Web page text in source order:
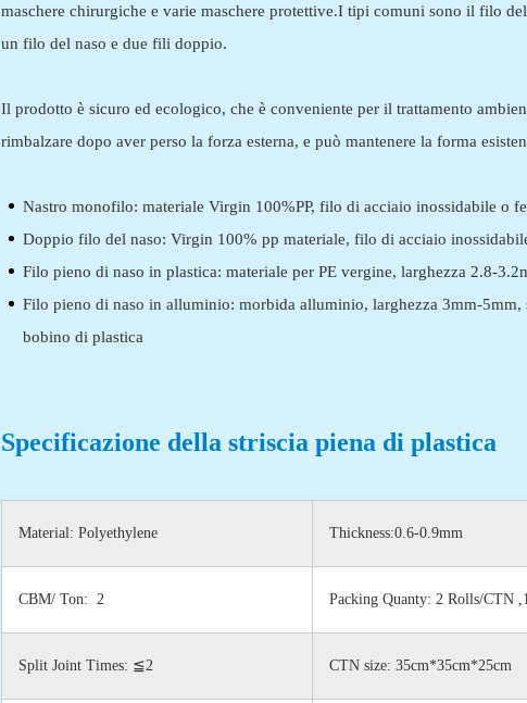
maschere chirurgiche e varie maschere protettive.I tipi comuni sono il filo
un filo del naso e due fili doppio.
Il prodotto è sicuro ed ecologico, che è conveniente per il trattamento
rimbalzare dopo aver perso la forza esterna, e può mantenere la forma
Nastro monofilo: materiale Virgin 100%PP, filo di acciaio inossidabile o
Doppio filo del naso: Virgin 100% pp materiale, filo di acciaio
Filo pieno di naso in plastica: materiale per PE vergine, larghezza 2.8-
Filo pieno di naso in alluminio: morbida alluminio, larghezza 3mm-5mm,
bobino di plastica
Specificazione della striscia piena di plastica
Material: Polyethylene Thickness:0.6-0.9mm
CBM/ Ton: 2 Packing Quanty: 2 Rolls/CTN
Split Joint Times: ≦2 CTN size: 35cm*35cm*25cm